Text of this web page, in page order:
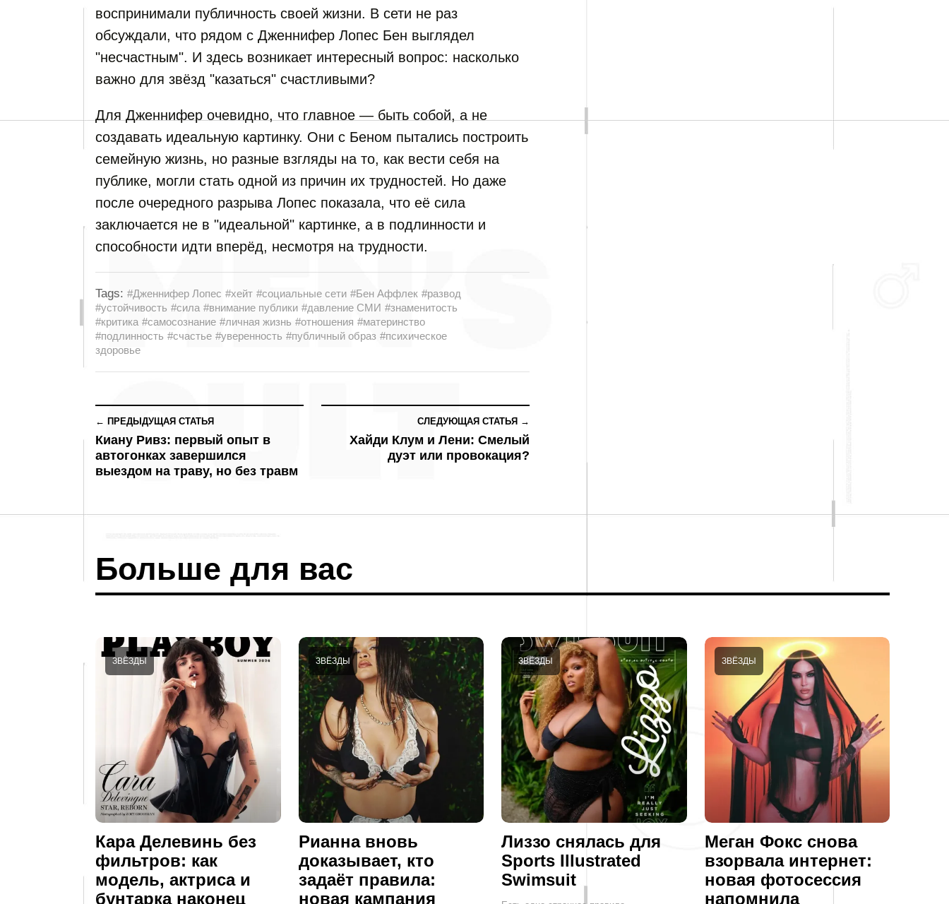
воспринимали публичность своей жизни. В сети не раз
обсуждали, что рядом с Дженнифер Лопес Бен выглядел
"несчастным". И здесь возникает интересный вопрос: насколько
важно для звёзд "казаться" счастливыми?
Для Дженнифер очевидно, что главное — быть собой, а не
создавать идеальную картинку. Они с Беном пытались построить
семейную жизнь, но разные взгляды на то, как вести себя на
публике, могли стать одной из причин их трудностей. Но даже
после очередного разрыва Лопес показала, что её сила
заключается не в "идеальной" картинке, а в подлинности и
способности идти вперёд, несмотря на трудности.
Tags: #Дженнифер Лопес #хейт #социальные сети #Бен Аффлек #развод
#устойчивость #сила #внимание публики #давление СМИ #знаменитость
#критика #самосознание #личная жизнь #отношения #материнство
#подлинность #счастье #уверенность #публичный образ #психическое
здоровье
← ПРЕДЫДУЩАЯ СТАТЬЯ
Киану Ривз: первый опыт в
автогонках завершился
выездом на траву, но без травм
СЛЕДУЮЩАЯ СТАТЬЯ →
Хайди Клум и Лени: Смелый
дуэт или провокация?
Больше для вас
Кара Делевинь без
фильтров: как
модель, актриса и
бунтарка наконец
ЗВЁЗДЫ
Рианна вновь
доказывает, кто
задаёт правила:
новая кампания
ЗВЁЗДЫ
Лиззо снялась для
Sports Illustrated
Swimsuit
ЗВЁЗДЫ
Меган Фокс снова
взорвала интернет:
новая фотосессия
напомнила
ЗВЁЗДЫ